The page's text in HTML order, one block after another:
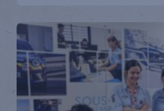
les objectifs du
d’être toujours présente
complet ici !